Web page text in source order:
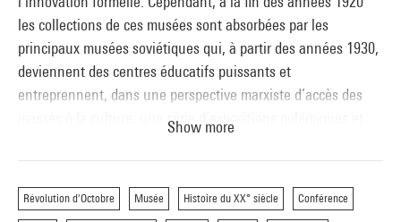
les collections de ces musées sont absorbées par les
principaux musées soviétiques qui, à partir des années 1930,
deviennent des centres éducatifs puissants et
entreprennent, dans une perspective marxiste d’accès des
masses à la culture, une série d’expositions polémiques et
Programme réalisé dans le cadre du projet de recherche «
Russie XXe siècle », avec le soutien de laVladimir Potanin
Show more
Révolution d'Octobre Musée Histoire du XX° siècle Conférence